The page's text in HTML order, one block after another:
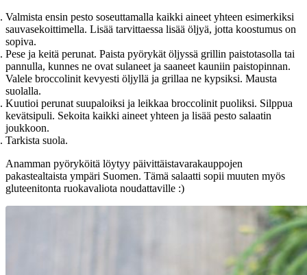
Valmista ensin pesto soseuttamalla kaikki aineet yhteen esimerkiksi
sauvasekoittimella. Lisää tarvittaessa lisää öljyä, jotta koostumus on
sopiva.
Pese ja keitä perunat. Paista pyörykät öljyssä grillin paistotasolla tai
pannulla, kunnes ne ovat sulaneet ja saaneet kauniin paistopinnan.
Valele broccolinit kevyesti öljyllä ja grillaa ne kypsiksi. Mausta
suolalla.
Kuutioi perunat suupaloiksi ja leikkaa broccolinit puoliksi. Silppua
kevätsipuli. Sekoita kaikki aineet yhteen ja lisää pesto salaatin
joukkoon.
Tarkista suola.
Anamman pyöryköitä löytyy päivittäistavarakauppojen
pakastealtaista ympäri Suomen. Tämä salaatti sopii muuten myös
gluteenitonta ruokavaliota noudattaville :)